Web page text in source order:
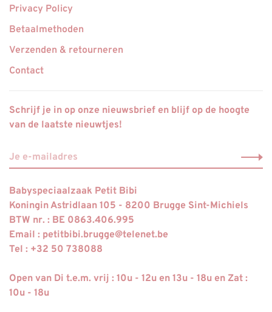
Privacy Policy
Betaalmethoden
Verzenden & retourneren
Contact
Schrijf je in op onze nieuwsbrief en blijf op de hoogte
van de laatste nieuwtjes!
Babyspeciaalzaak Petit Bibi
Koningin Astridlaan 105 - 8200 Brugge Sint-Michiels
BTW nr. : BE 0863.406.995
Email : petitbibi.brugge@telenet.be
Tel : +32 50 738088
Open van Di t.e.m. vrij : 10u - 12u en 13u - 18u en Zat :
10u - 18u